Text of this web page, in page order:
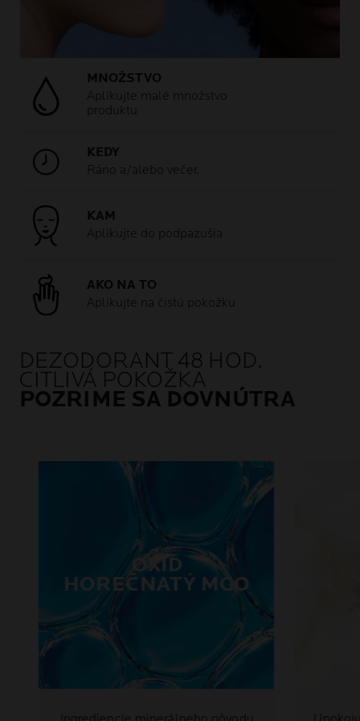
MNOŽSTVO
Aplikujte malé množstvo
produktu
KEDY
Ráno a/alebo večer.
KAM
Aplikujte do podpazušia
AKO NA TO
Aplikujte na čistú pokožku
DEZODORANT 48 HOD.
CITLIVÁ POKOŽKA
POZRIME SA DOVNÚTRA
OXID
HOREČNATÝ MGO